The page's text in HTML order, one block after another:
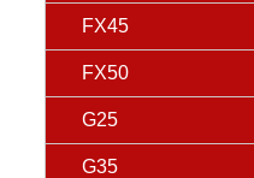
FX45
FX50
G25
G35